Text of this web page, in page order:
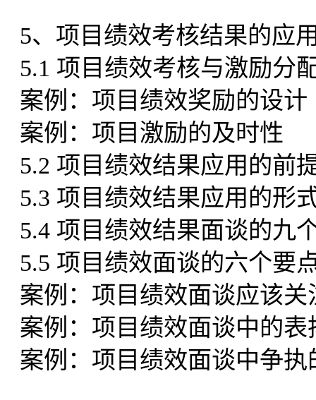
5、项目绩效考核结果的应
5.1 项目绩效考核与激励分
案例：项目绩效奖励的设计
案例：项目激励的及时性
5.2 项目绩效结果应用的前
5.3 项目绩效结果应用的形
5.4 项目绩效结果面谈的九
5.5 项目绩效面谈的六个要
案例：项目绩效面谈应该关
案例：项目绩效面谈中的表
案例：项目绩效面谈中争执